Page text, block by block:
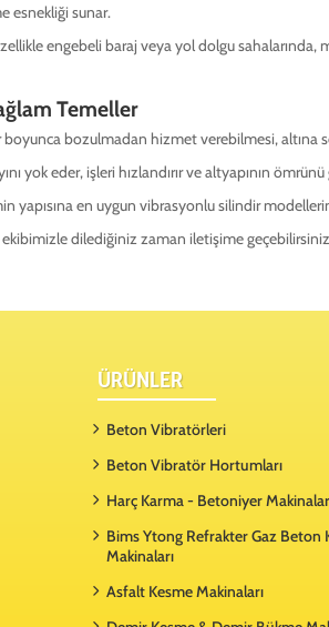
esnekliği sunar.
engebeli baraj veya yol dolgu sahalarında,
Temeller
boyunca bozulmadan hizmet verebilmesi, altına
yok eder, işleri hızlandırır ve altyapının ömrünü
yapısına en uygun vibrasyonlu silindir
dilediğiniz zaman iletişime
ÜRÜNLER
Beton Vibratörleri
Beton Vibratör Hortumları
Harç Karma - Betoniyer
Bims Ytong Refrakter Gaz Beton
Makinaları
Asfalt Kesme Makinaları